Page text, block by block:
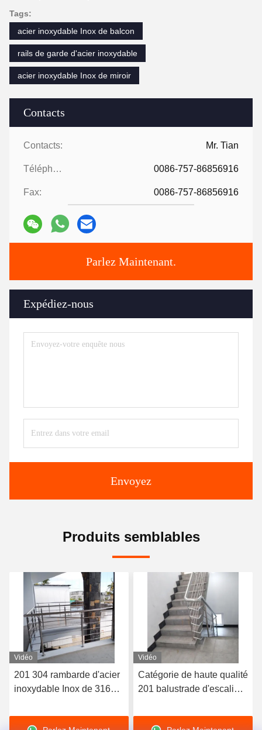
Contacts
Contacts: Mr. Tian
Téléphone: 0086-757-86856916
Fax: 0086-757-86856916
Parlez Maintenant.
Expédiez-nous
Envoyez
Tags:
acier inoxydable Inox de balcon
rails de garde d'acier inoxydable
acier inoxydable Inox de miroir
Produits semblables
Vidéo
201 304 rambarde d'acier
inoxydable Inox de 316
personnalisation
Vidéo
Catégorie de haute qualité
201 balustrade d'escalier
d'escalier de l'acier